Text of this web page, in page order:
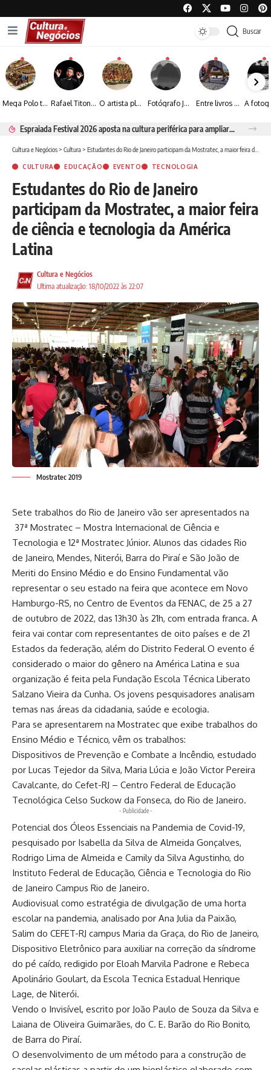
Buscar
Mega Polo transforma lançamento de coleção em plataforma nacional de negócios e projeta crescimento de mais de 15% Rafael Titonelly leva magia e acolhimento a crianças em tratamento oncológico em Juiz de Fora O artista plástico Jorge Luiz transforma sustentabilidade e criatividade em arte contemporânea Fotógrafo José Roberto apresenta um olhar sensível sobre arquitetura, formas e luz na fotografia Entre livros e fotografia autoral, Sebastião Reis consolida uma trajetória marcada pelo olhar artístico
Espraiada Festival 2026 aposta na cultura periférica para ampliar oportunidades na zona sul
Cultura e Negócios> Cultura> Estudantes do Rio de Janeiro participam da Mostratec, a maior feira de ciência e tecnologia da América Latina
CULTURA EDUCAÇÃO EVENTO TECNOLOGIA
Estudantes do Rio de Janeiro
participam da Mostratec, a maior feira
de ciência e tecnologia da América
Latina
Ultima atualização: 18/10/2022 às 22:07
Cultura e Negócios
Mostratec 2019
Sete trabalhos do Rio de Janeiro vão ser apresentados na
37ª Mostratec – Mostra Internacional de Ciência e
Tecnologia e 12ª Mostratec Júnior. Alunos das cidades Rio
de Janeiro, Mendes, Niterói, Barra do Piraí e São João de
Meriti do Ensino Médio e do Ensino Fundamental vão
representar o seu estado na feira que acontece em Novo
Hamburgo-RS, no Centro de Eventos da FENAC, de 25 a 27
de outubro de 2022, das 13h30 às 21h, com entrada franca. A
feira vai contar com representantes de oito países e de 21
Estados da federação, além do Distrito Federal O evento é
considerado o maior do gênero na América Latina e sua
organização é feita pela Fundação Escola Técnica Liberato
Salzano Vieira da Cunha. Os jovens pesquisadores analisam
temas nas áreas da cidadania, saúde e ecologia.
Para se apresentarem na Mostratec que exibe trabalhos do
Ensino Médio e Técnico, vêm os trabalhos:
Dispositivos de Prevenção e Combate a Incêndio, estudado
por Lucas Tejedor da Silva, Maria Lúcia e João Victor Pereira
Cavalcante, do Cefet-RJ – Centro Federal de Educação
Tecnológica Celso Suckow da Fonseca, do Rio de Janeiro.
- Publicidade -
Potencial dos Óleos Essenciais na Pandemia de Covid-19,
pesquisado por Isabella da Silva de Almeida Gonçalves,
Rodrigo Lima de Almeida e Camily da Silva Agustinho, do
Instituto Federal de Educação, Ciência e Tecnologia do Rio
de Janeiro Campus Rio de Janeiro.
Audiovisual como estratégia de divulgação de uma horta
escolar na pandemia, analisado por Ana Julia da Paixão,
Salim do CEFET-RJ campus Maria da Graça, do Rio de Janeiro,
Dispositivo Eletrônico para auxiliar na correção da síndrome
do pé caído, redigido por Eloah Marvila Padrone e Rebeca
Apolinário Goulart, da Escola Tecnica Estadual Henrique
Lage, de Niterói.
Vendo o Invisível, escrito por João Paulo de Souza da Silva e
Laiana de Oliveira Guimarães, do C. E. Barão do Rio Bonito,
de Barra do Piraí.
O desenvolvimento de um método para a construção de